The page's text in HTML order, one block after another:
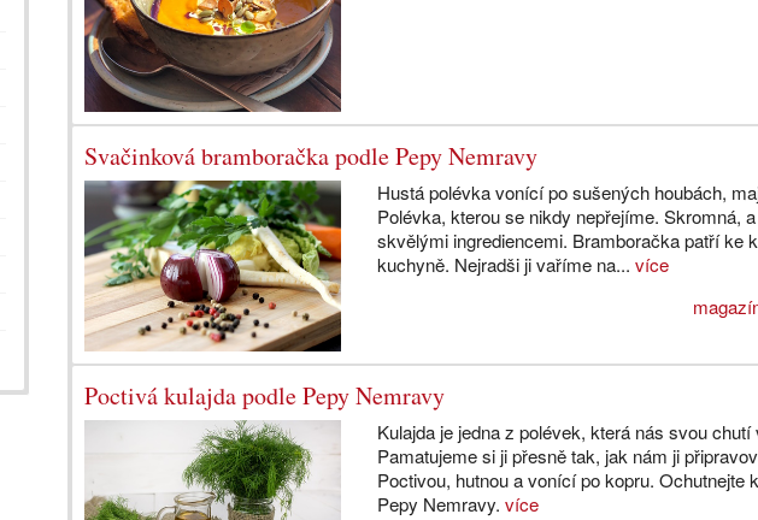
Svačinková bramboračka podle Pepy Nemravy
Hustá polévka vonící po sušených houbách,
Polévka, kterou se nikdy nepřejíme. Skromná,
skvělými ingrediencemi. Bramboračka patří ke
kuchyně. Nejradši ji vaříme na...více
Poctivá kulajda podle Pepy Nemravy
Kulajda je jedna z polévek, která nás svou
Pamatujeme si ji přesně tak, jak nám ji
Poctivou, hutnou a vonící po kopru. Ochutnejte
Pepy Nemravy.více